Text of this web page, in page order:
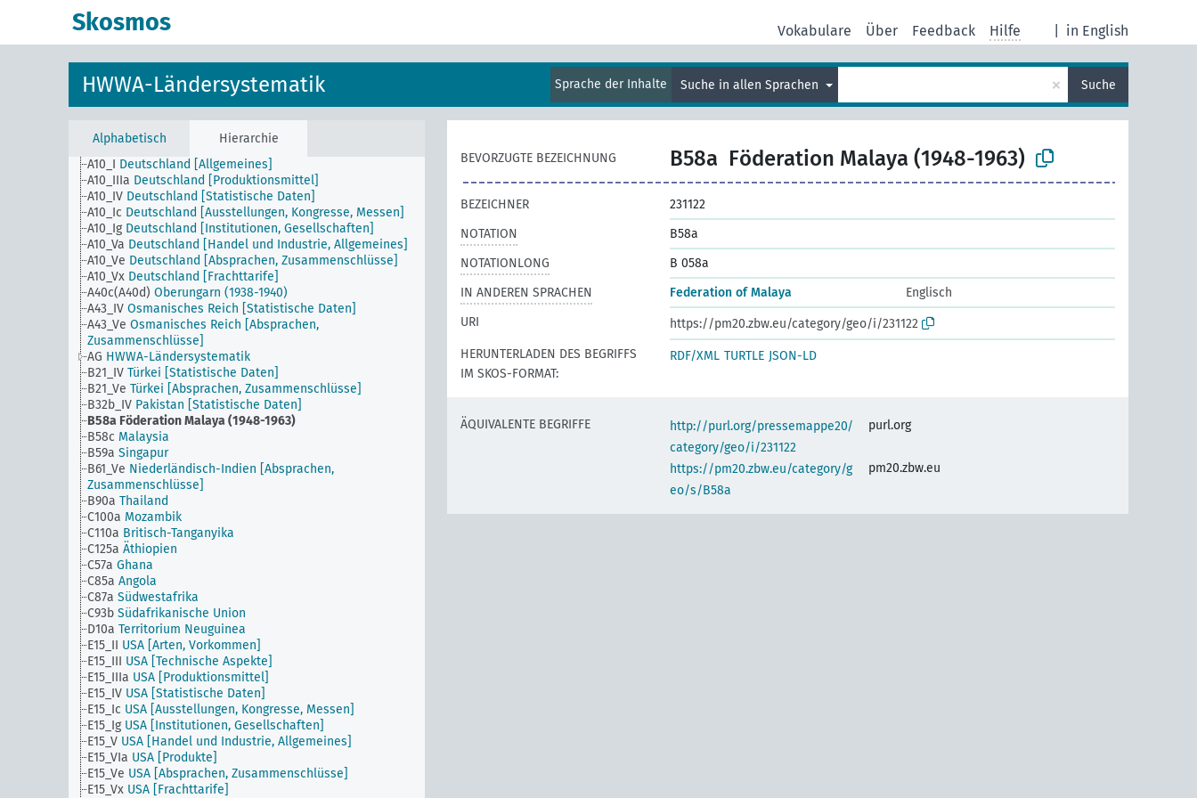
Skosmos in English
Vokabulare Über Feedback Hilfe
HWWA-Ländersystematik Sprache der Inhalte Suche in allen Sprachen × Suche
Alphabetisch
Hierarchie
A10_I Deutschland [Allgemeines]
A10_IIIa Deutschland [Produktionsmittel]
A10_IV Deutschland [Statistische Daten]
A10_Ic Deutschland [Ausstellungen, Kongresse, Messen]
A10_Ig Deutschland [Institutionen, Gesellschaften]
A10_Va Deutschland [Handel und Industrie, Allgemeines]
A10_Ve Deutschland [Absprachen, Zusammenschlüsse]
A10_Vx Deutschland [Frachttarife]
A40c(A40d) Oberungarn (1938-1940)
A43_IV Osmanisches Reich [Statistische Daten]
A43_Ve Osmanisches Reich [Absprachen,
Zusammenschlüsse]
AG HWWA-Ländersystematik
B21_IV Türkei [Statistische Daten]
B21_Ve Türkei [Absprachen, Zusammenschlüsse]
B32b_IV Pakistan [Statistische Daten]
B58a Föderation Malaya (1948-1963)
B58c Malaysia
B59a Singapur
B61_Ve Niederländisch-Indien [Absprachen,
Zusammenschlüsse]
B90a Thailand
C100a Mozambik
C110a Britisch-Tanganyika
C125a Äthiopien
C57a Ghana
C85a Angola
C87a Südwestafrika
C93b Südafrikanische Union
D10a Territorium Neuguinea
E15_II USA [Arten, Vorkommen]
E15_III USA [Technische Aspekte]
E15_IIIa USA [Produktionsmittel]
E15_IV USA [Statistische Daten]
E15_Ic USA [Ausstellungen, Kongresse, Messen]
E15_Ig USA [Institutionen, Gesellschaften]
E15_V USA [Handel und Industrie, Allgemeines]
E15_VIa USA [Produkte]
E15_Ve USA [Absprachen, Zusammenschlüsse]
E15_Vx USA [Frachttarife]
BEVORZUGTE BEZEICHNUNG B58a Föderation Malaya (1948-1963)
BEZEICHNER
231122
NOTATION
B58a
NOTATIONLONG
B 058a
IN ANDEREN SPRACHEN
Federation of Malaya
Englisch
URI
https://pm20.zbw.eu/category/geo/i/231122
HERUNTERLADEN DES BEGRIFFS
IM SKOS-FORMAT:
RDF/XML TURTLE JSON-LD
ÄQUIVALENTE BEGRIFFE
http://purl.org/pressemappe20/
category/geo/i/231122
purl.org
https://pm20.zbw.eu/category/g
eo/s/B58a
pm20.zbw.eu